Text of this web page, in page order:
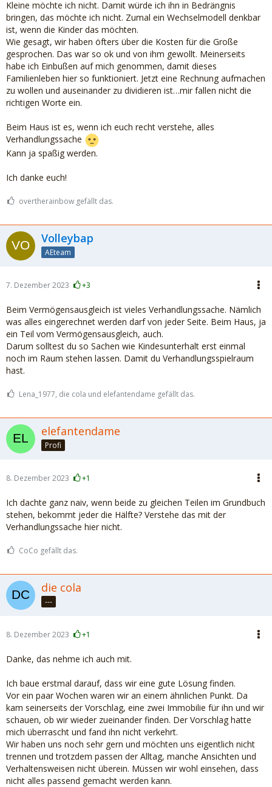
Kleine möchte ich nicht. Damit würde ich ihn in Bedrängnis
bringen, das möchte ich nicht. Zumal ein Wechselmodell denkbar
ist, wenn die Kinder das möchten.
Wie gesagt, wir haben öfters über die Kosten für die Große
gesprochen. Das war so ok und von ihm gewollt. Meinerseits
habe ich Einbußen auf mich genommen, damit dieses
Familienleben hier so funktioniert. Jetzt eine Rechnung aufmachen
zu wollen und auseinander zu dividieren ist…mir fallen nicht die
richtigen Worte ein.
Beim Haus ist es, wenn ich euch recht verstehe, alles
Verhandlungssache
Kann ja spaßig werden.
Ich danke euch!
overtherainbow gefällt das.
Volleybap
AEteam
7. Dezember 2023 +3
Beim Vermögensausgleich ist vieles Verhandlungssache. Nämlich
was alles eingerechnet werden darf von jeder Seite. Beim Haus, ja
ein Teil vom Vermögensausgleich, auch.
Darum solltest du so Sachen wie Kindesunterhalt erst einmal
noch im Raum stehen lassen. Damit du Verhandlungsspielraum
hast.
Lena_1977, die cola und elefantendame gefällt das.
elefantendame
Profi
8. Dezember 2023 +1
Ich dachte ganz naiv, wenn beide zu gleichen Teilen im Grundbuch
stehen, bekommt jeder die Hälfte? Verstehe das mit der
Verhandlungssache hier nicht.
CoCo gefällt das.
die cola
---
8. Dezember 2023 +1
Danke, das nehme ich auch mit.
Ich baue erstmal darauf, dass wir eine gute Lösung finden.
Vor ein paar Wochen waren wir an einem ähnlichen Punkt. Da
kam seinerseits der Vorschlag, eine zwei Immobilie für ihn und wir
schauen, ob wir wieder zueinander finden. Der Vorschlag hatte
mich überrascht und fand ihn nicht verkehrt.
Wir haben uns noch sehr gern und möchten uns eigentlich nicht
trennen und trotzdem passen der Alltag, manche Ansichten und
Verhaltensweisen nicht überein. Müssen wir wohl einsehen, dass
nicht alles passend gemacht werden kann.